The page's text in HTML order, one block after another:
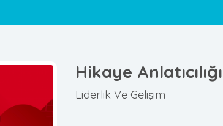
Hikaye Anlatıcılığı
Liderlik Ve Gelişim